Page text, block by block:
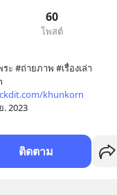
60
โพสต์
ะ #ถ่ายภาพ #เรื่องเล่า
khunkorn
. 2023
ติดตาม